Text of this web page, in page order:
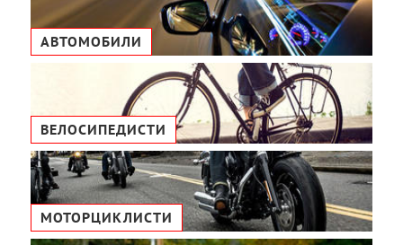
АВТОМОБИЛИ
ВЕЛОСИПЕДИСТИ
МОТОРЦИКЛИСТИ